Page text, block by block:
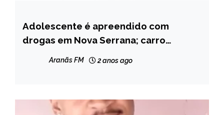
MINAS
GERAIS
NOTÍCIAS
Adolescente é apreendido com
drogas em Nova Serrana; carro
Aranãs FM 2 anos ago